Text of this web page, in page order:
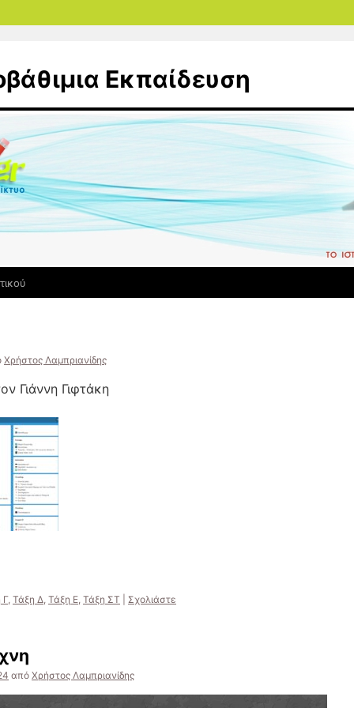
Εκπαίδευση
Χρήστος Λαμπριανίδης
Γιάννη Γιφτάκη
Γ, Τάξη Δ, Τάξη Ε, Τάξη ΣΤ Σχολιάστε
από Χρήστος Λαμπριανίδης